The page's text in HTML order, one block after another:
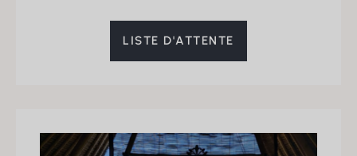
LISTE D'ATTENTE